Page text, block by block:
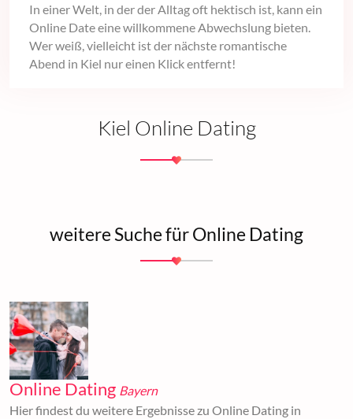
In einer Welt, in der der Alltag oft hektisch ist, kann ein
Online Date eine willkommene Abwechslung bieten.
Wer weiß, vielleicht ist der nächste romantische
Abend in Kiel nur einen Klick entfernt!
Kiel Online Dating
weitere Suche für Online Dating
Online Dating Bayern
Hier findest du weitere Ergebnisse zu Online Dating in